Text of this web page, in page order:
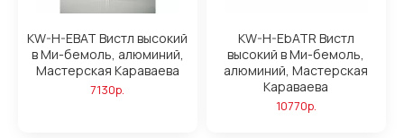
KW-H-EBAT Вистл высокий
в Ми-бемоль, алюминий,
Мастерская Караваева
7130р.
KW-H-EbATR Вистл
высокий в Ми-бемоль,
алюминий, Мастерская
Караваева
10770р.